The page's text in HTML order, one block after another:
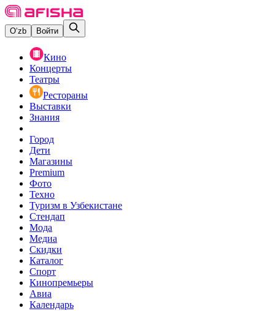
O‘zb Войти
Кино
Концерты
Театры
Рестораны
Выставки
Знания
Город
Дети
Магазины
Premium
Фото
Техно
Туризм в Узбекистане
Стендап
Мода
Медиа
Скидки
Каталог
Спорт
Кинопремьеры
Авиа
Календарь